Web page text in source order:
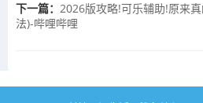
下一篇： 2026版攻略!可乐辅助!原来
法)-哔哩哔哩